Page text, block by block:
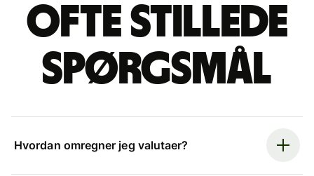
Ofte stillede
spørgsmål
Hvordan omregner jeg valutaer?